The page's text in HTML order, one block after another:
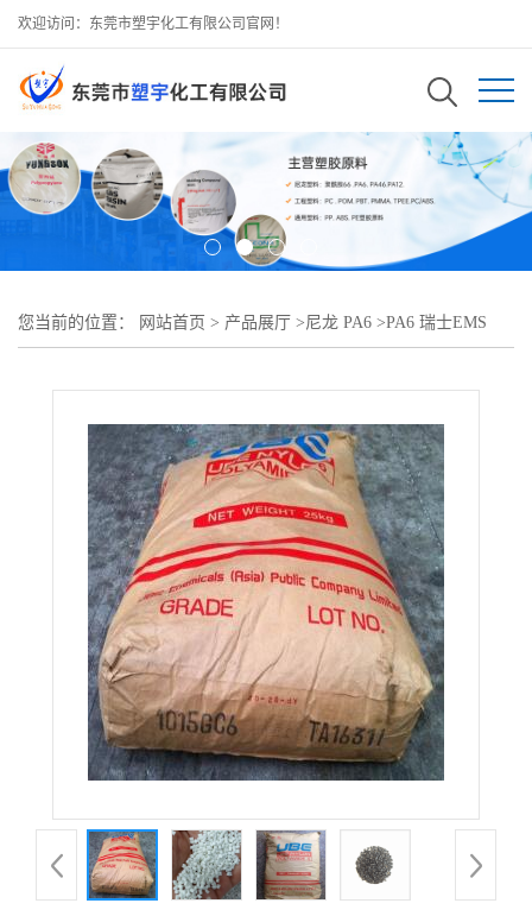
欢迎访问：东莞市塑宇化工有限公司官网！
您当前的位置： 网站首页 > 产品展厅 >尼龙 PA6 >PA6 瑞士EMS